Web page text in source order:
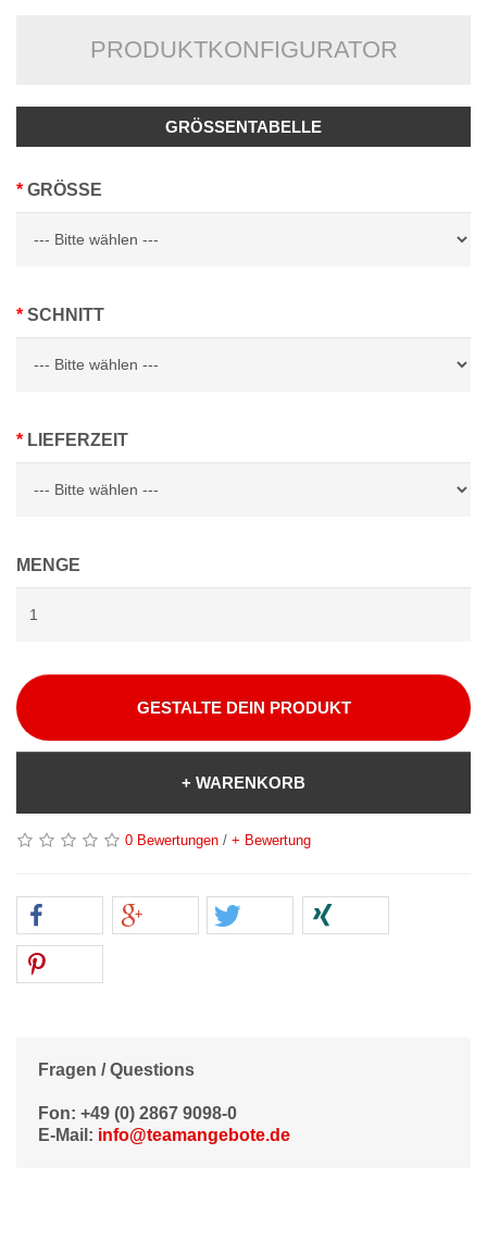
PRODUKTKONFIGURATOR
GRÖSSENTABELLE
GRÖSSE
SCHNITT
LIEFERZEIT
MENGE
GESTALTE DEIN PRODUKT
+ WARENKORB
0 Bewertungen / + Bewertung
Fragen / Questions
Fon: +49 (0) 2867 9098-0
E-Mail: info@teamangebote.de